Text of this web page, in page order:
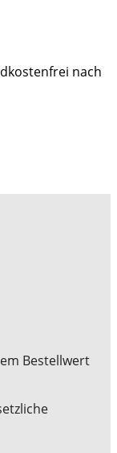
nach
Bestellwert